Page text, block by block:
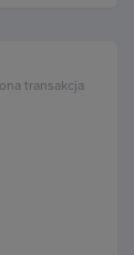
transakcja